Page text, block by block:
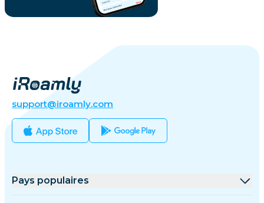
support@iroamly.com
Pays populaires